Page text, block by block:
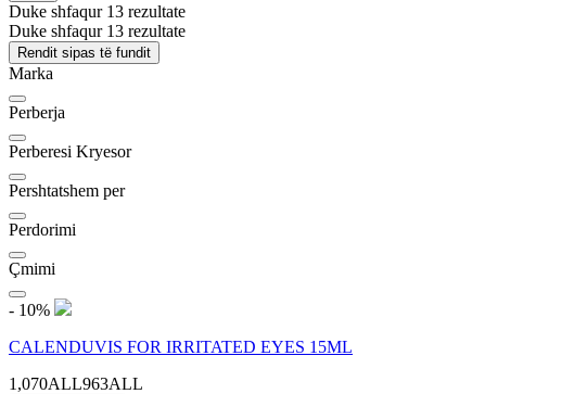
Duke shfaqur 13 rezultate
Duke shfaqur 13 rezultate
Rendit sipas të fundit
Marka
Perberja
Perberesi Kryesor
Pershtatshem per
Perdorimi
Çmimi
- 10%
CALENDUVIS FOR IRRITATED EYES 15ML
1,070ALL963ALL